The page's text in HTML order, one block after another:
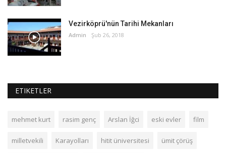
Vezirköprü'nün Tarihi Mekanları
Admin Şub 26, 2018
ETIKETLER
mehmet kurt rasim genç Arslan İğci eski evler film
milletvekili Karayolları hitit üniversitesi ümit çörüş